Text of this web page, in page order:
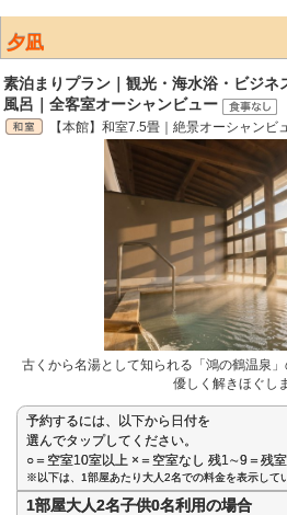
夕凪
素泊まりプラン｜観光・海水浴・ビジ
風呂｜全客室オーシャンビュー
【本館】和室7.5畳｜絶景オーシャンビ
古くから名湯として知られる「鴻の鶴温泉
優しく解きほぐし
予約するには、以下から日付を
選んでタップしてください。
○＝空室10室以上 ×＝空室なし 残1∼9＝残
※以下は、1部屋あたり大人2名での料金を表示して
1部屋大人2名子供0名利用の場合